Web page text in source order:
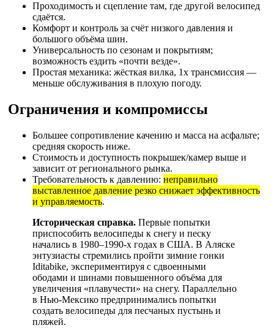
Проходимость и сцепление там, где другой велосипед
сдаётся.
Комфорт и контроль за счёт низкого давления и
большого объёма шин.
Универсальность по сезонам и покрытиям;
возможность ездить «почти везде».
Простая механика: жёсткая вилка, 1x трансмиссия —
меньше обслуживания в плохую погоду.
Ограничения и компромиссы
Большее сопротивление качению и масса на асфальте;
средняя скорость ниже.
Стоимость и доступность покрышек/камер выше и
зависит от регионального рынка.
Требовательность к давлению: неправильно
выставленное давление резко снижает эффективность
и управляемость.
Историческая справка. Первые попытки
приспособить велосипеды к снегу и песку
начались в 1980–1990-х годах в США. В Аляске
энтузиасты стремились пройти зимние гонки
Iditabike, экспериментируя с сдвоенными
ободами и шинами повышенного объёма для
увеличения «плавучести» на снегу. Параллельно
в Нью-Мексико предпринимались попытки
создать велосипеды для песчаных пустынь и
пляжей.